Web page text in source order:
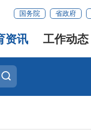
国务院 省政府
资讯 工作动态